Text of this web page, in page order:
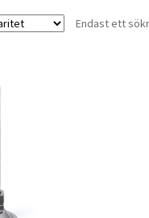
Endast ett